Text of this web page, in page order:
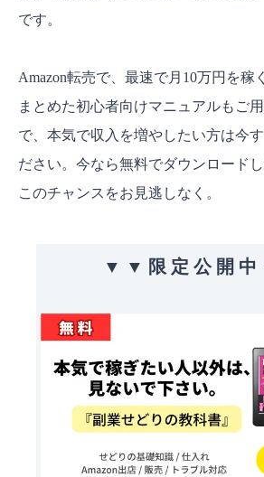
です。
Amazon転売で、最速で月10万円を稼
まとめた初心者向けマニュアルもご
で、本気で収入を増やしたい方は今
ださい。今なら無料でダウンロード
このチャンスをお見逃しなく。
▼ ▼ 限 定 公 開